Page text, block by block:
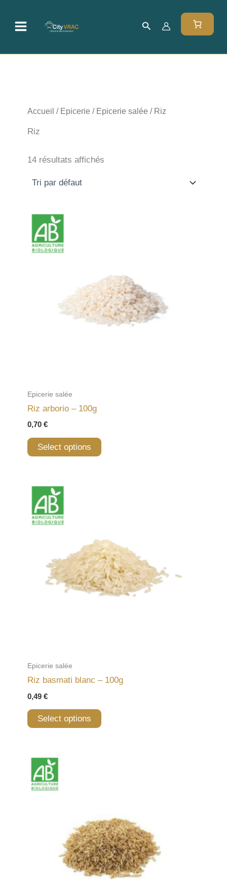
contenu
Rechercher
Accueil / Epicerie / Epicerie salée / Riz
Riz
14 résultats affichés
Epicerie salée
Riz arborio – 100g
0,70 €
Select options
Epicerie salée
Riz basmati blanc – 100g
0,49 €
Select options